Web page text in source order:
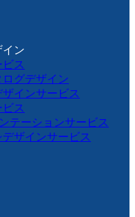
イン
ス
グデザイン
インサービス
ス
テーションサービス
ザインサービス